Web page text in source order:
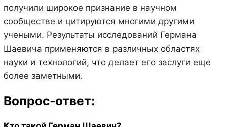
получили широкое признание в научном
сообществе и цитируются многими другими
учеными. Результаты исследований Германа
Шаевича применяются в различных областях
науки и технологий, что делает его заслуги еще
более заметными.
Вопрос-ответ: